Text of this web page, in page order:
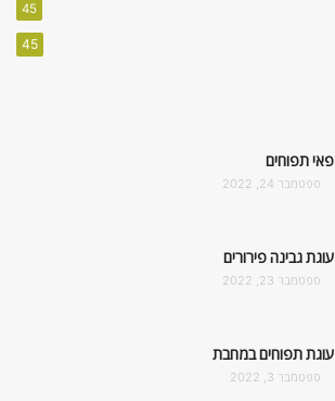
45
45
פאי תפוחים
ספטמבר 24, 2022
עוגת גבינה פירורים
ספטמבר 23, 2022
עוגת תפוחים במחבת
ספטמבר 3, 2022